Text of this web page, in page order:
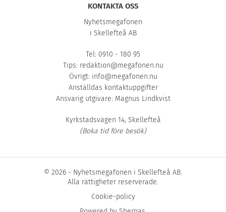
KONTAKTA OSS
Nyhetsmegafonen
i Skellefteå AB
Tel: 0910 - 180 95
Tips: redaktion@megafonen.nu
Övrigt: info@megafonen.nu
Anställdas kontaktuppgifter
Ansvarig utgivare: Magnus Lindkvist
Kyrkstadsvägen 14, Skellefteå
(Boka tid före besök)
© 2026 - Nyhetsmegafonen i Skellefteå AB.
Alla rättigheter reserverade.
Cookie-policy